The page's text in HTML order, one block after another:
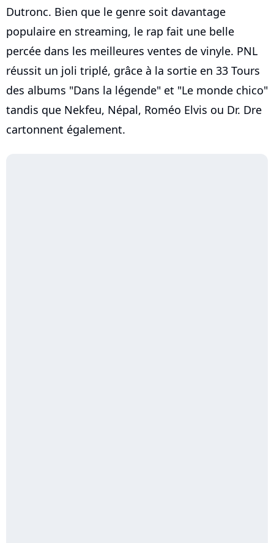
Dutronc. Bien que le genre soit davantage
populaire en streaming, le rap fait une belle
percée dans les meilleures ventes de vinyle. PNL
réussit un joli triplé, grâce à la sortie en 33 Tours
des albums "Dans la légende" et "Le monde chico"
tandis que Nekfeu, Népal, Roméo Elvis ou Dr. Dre
cartonnent également.